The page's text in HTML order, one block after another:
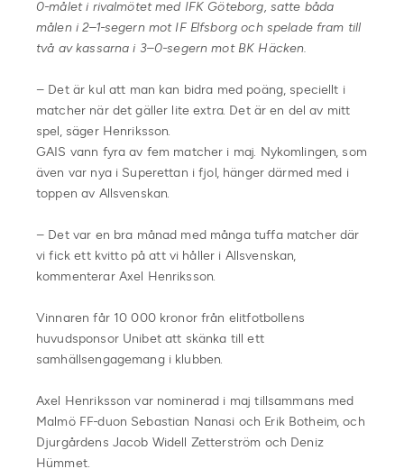
0-målet i rivalmötet med IFK Göteborg, satte båda
målen i 2–1-segern mot IF Elfsborg och spelade fram till
två av kassarna i 3–0-segern mot BK Häcken.
– Det är kul att man kan bidra med poäng, speciellt i
matcher när det gäller lite extra. Det är en del av mitt
spel, säger Henriksson.
GAIS vann fyra av fem matcher i maj. Nykomlingen, som
även var nya i Superettan i fjol, hänger därmed med i
toppen av Allsvenskan.
– Det var en bra månad med många tuffa matcher där
vi fick ett kvitto på att vi håller i Allsvenskan,
kommenterar Axel Henriksson.
Vinnaren får 10 000 kronor från elitfotbollens
huvudsponsor Unibet att skänka till ett
samhällsengagemang i klubben.
Axel Henriksson var nominerad i maj tillsammans med
Malmö FF-duon Sebastian Nanasi och Erik Botheim, och
Djurgårdens Jacob Widell Zetterström och Deniz
Hümmet.